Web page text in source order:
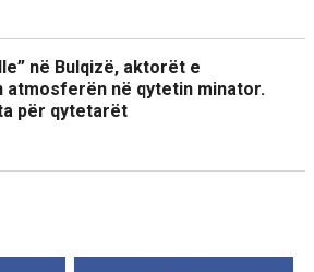
në Bulqizë, aktorët e
atmosferën në qytetin minator.
për qytetarët